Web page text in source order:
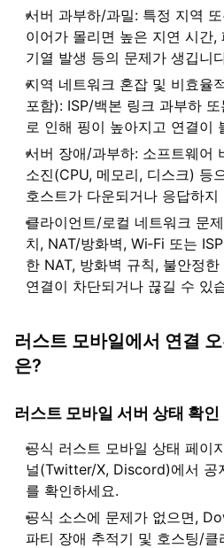
서버 과부하/과밀: 특정 지역
이어가 몰리면 높은 지연 시간,
기열 발생 등의 문제가 생깁니
지역 네트워크 혼잡 및 비효율
포함): ISP/백본 링크 과부하
로 인해 핑이 높아지고 연결이
서버 장애/과부하: 소프트웨어
소진(CPU, 메모리, 디스크) 등
호스트가 다운되거나 응답하
클라이언트/로컬 네트워크 문
치, NAT/방화벽, Wi‑Fi 또는
한 NAT, 방화벽 규칙, 불안정
연결이 차단되거나 끊길 수 있
러스트 모바일에서 연결
은?
러스트 모바일 서버 상태 확인
공식 러스트 모바일 상태 페이
널(Twitter/X, Discord)에서 공
를 확인하세요.
공식 소스에 문제가 없으면,
파티 장애 추적기 및 호스팅/클